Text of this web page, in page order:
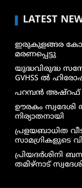
LATEST
ഇരുകുളങ്ങര
മരണപ്പെട്ടു
യുദ്ധവിരുദ്ധ
GVHSS ൽ
പറമ്പൻ അഷ്‌റഫ്
ഊരകം സ്വദേശി
നിര്യാതനായി
പ്രളയബാധിത
സാമഗ്രികളുടെ
പ്രിയദർശിനി
തമിഴ്നാട്